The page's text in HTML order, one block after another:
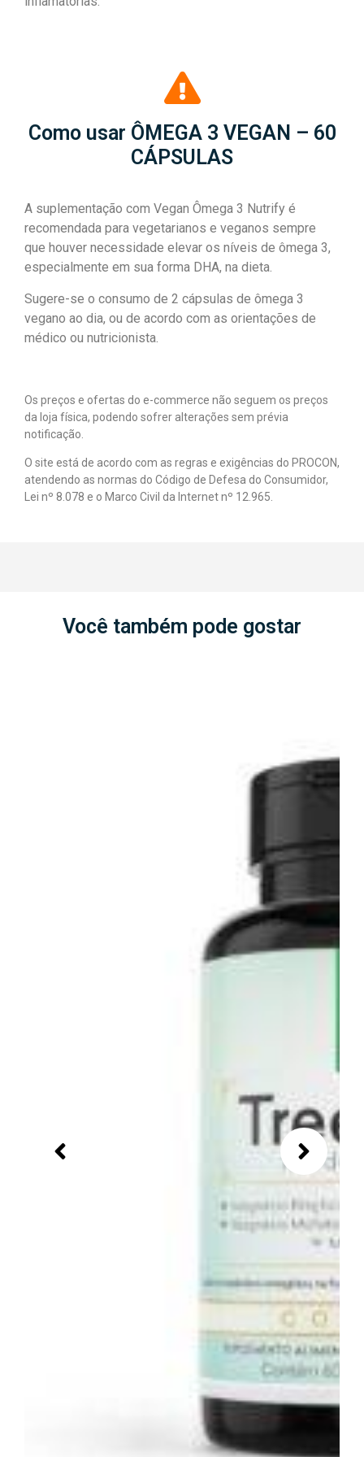
Como usar ÔMEGA 3 VEGAN – 60
CÁPSULAS
A suplementação com Vegan Ômega 3 Nutrify é
recomendada para vegetarianos e veganos sempre
que houver necessidade elevar os níveis de ômega 3,
especialmente em sua forma DHA, na dieta.
Sugere-se o consumo de 2 cápsulas de ômega 3
vegano ao dia, ou de acordo com as orientações de
médico ou nutricionista.
Os preços e ofertas do e-commerce não seguem os preços
da loja física, podendo sofrer alterações sem prévia
notificação.
O site está de acordo com as regras e exigências do PROCON,
atendendo as normas do Código de Defesa do Consumidor,
Lei nº 8.078 e o Marco Civil da Internet nº 12.965.
Você também pode gostar